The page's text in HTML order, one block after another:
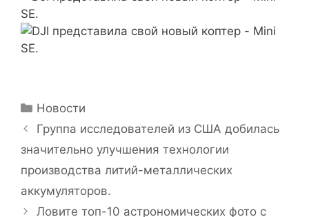
Рубрики
Новости
Группа исследователей из США добилась
значительно улучшения технологии
производства литий-металлических
аккумуляторов.
Ловите топ-10 астрономических фото с